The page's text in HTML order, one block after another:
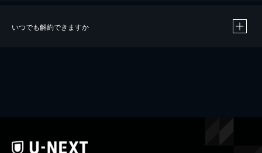
いつでも解約できますか